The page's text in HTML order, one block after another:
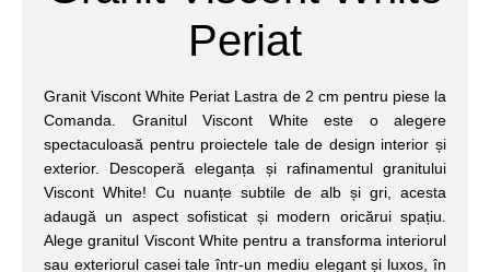
Periat
Granit Viscont White Periat Lastra de 2 cm pentru piese la
Comanda. Granitul Viscont White este o alegere
spectaculoasă pentru proiectele tale de design interior și
exterior. Descoperă eleganța și rafinamentul granitului
Viscont White! Cu nuanțe subtile de alb și gri, acesta
adaugă un aspect sofisticat și modern oricărui spațiu.
Alege granitul Viscont White pentru a transforma interiorul
sau exteriorul casei tale într-un mediu elegant și luxos, în